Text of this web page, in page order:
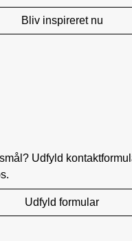
Bliv inspireret nu
Udfyld
Udfyld formular